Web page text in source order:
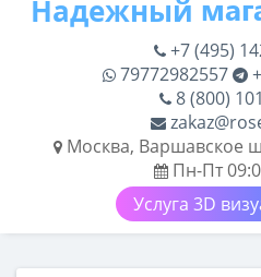
+7 (495)
79772982557
8 (800)
Москва, Варшавское
Пн-Пт
Услуга 3D